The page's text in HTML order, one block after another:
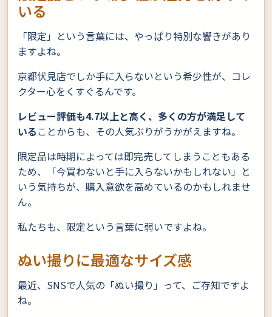
いる
「限定」という言葉には、やっぱり特別な響きがあり
ますよね。
京都伏見店でしか手に入らないという希少性が、コレ
クター心をくすぐるんです。
レビュー評価も4.7以上と高く、多くの方が満足して
いる ことからも、その人気ぶりがうかがえますね。
限定品は時期によっては即完売してしまうこともある
ため、「今買わないと手に入らないかもしれない」と
いう気持ちが、購入意欲を高めているのかもしれませ
ん。
私たちも、限定という言葉に弱いですよね。
ぬい撮りに最適なサイズ感
最近、SNSで人気の「ぬい撮り」って、ご存知ですよ
ね。